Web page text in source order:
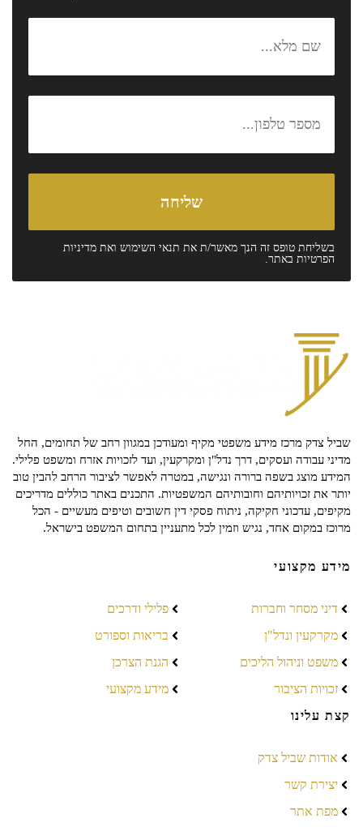
בשליחת טופס זה הנך מאשר/ת את תנאי השימוש ואת מדיניות
הפרטיות באתר.
שביל צדק מרכז מידע משפטי מקיף ומעודכן במגוון רחב של תחומים, החל
מדיני עבודה ועסקים, דרך נדל"ן ומקרקעין, ועד לזכויות אזרח ומשפט פלילי.
המידע מוצג בשפה ברורה ונגישה, במטרה לאפשר לציבור הרחב להבין טוב
יותר את זכויותיהם וחובותיהם המשפטיות. התכנים באתר כוללים מדריכים
מקיפים, עדכוני חקיקה, ניתוח פסקי דין חשובים וטיפים מעשיים - הכל
מרוכז במקום אחד, נגיש וזמין לכל מתעניין בתחום המשפט בישראל.
מידע מקצועי
דיני מסחר וחברות
מקרקעין ונדל"ן
משפט וניהול הליכים
זכויות הציבור
פלילי ודרכים
בריאות וספורט
הגנת הצרכן
מידע מקצועי
קצת עלינו
אודות שביל צדק
יצירת קשר
מפת אתר